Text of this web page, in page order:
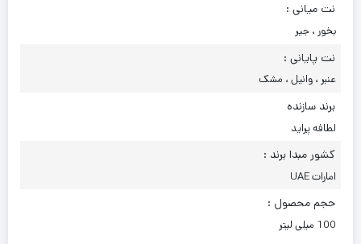
نت میانی :
بخور ، جیر
نت پایانی :
عنبر ، وانیل ، مشک
برند سازنده
لطافه پراید
کشور مبدا برند :
امارات UAE
حجم محصول :
100 میلی لیتر